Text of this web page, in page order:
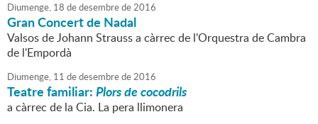
Diumenge, 18 dedesembrede2016
Gran Concert de Nadal
Valsos de Johann Strauss a càrrec de l'Orquestra de Cambra
de l'Empordà
Diumenge, 11 dedesembrede2016
Teatre familiar:Plors de cocodrils
a càrrec de la Cia. La pera llimonera